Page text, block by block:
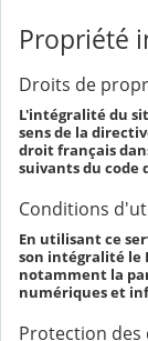
Propriété
Droits de
L'intégralité du
sens de la
droit français
suivants du
Conditions
En utilisant ce
son intégralité le
notamment la
numériques et
Protection des